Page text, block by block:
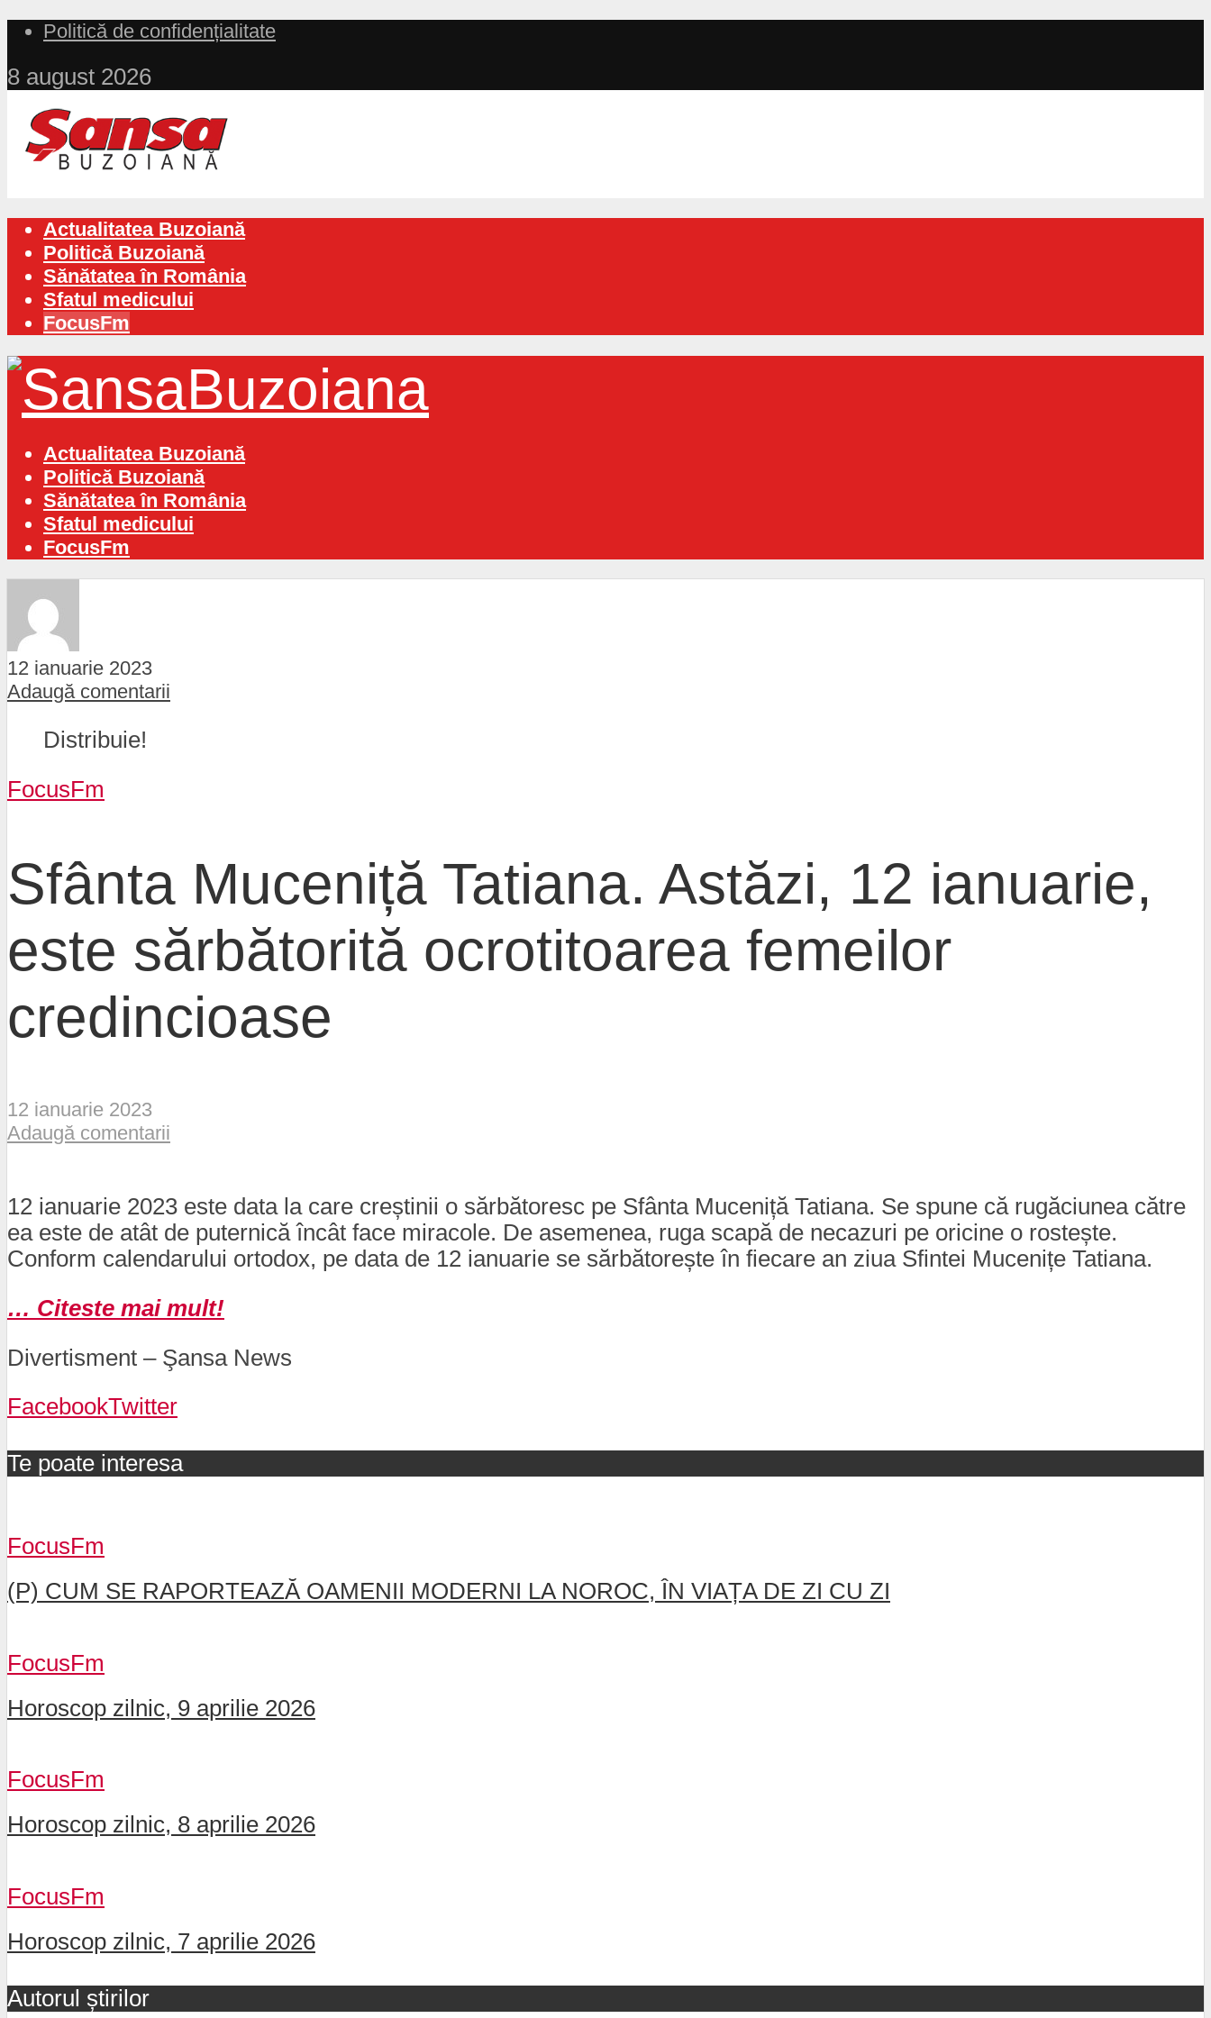
Politică de confidențialitate
8 august 2026
Actualitatea Buzoiană
Politică Buzoiană
Sănătatea în România
Sfatul medicului
FocusFm
Actualitatea Buzoiană
Politică Buzoiană
Sănătatea în România
Sfatul medicului
FocusFm
12 ianuarie 2023
Adaugă comentarii
Distribuie!
FocusFm
Sfânta Muceniță Tatiana. Astăzi, 12 ianuarie,
este sărbătorită ocrotitoarea femeilor
credincioase
12 ianuarie 2023
Adaugă comentarii
12 ianuarie 2023 este data la care creștinii o sărbătoresc pe Sfânta Muceniță Tatiana. Se spune că rugăciunea către
ea este de atât de puternică încât face miracole. De asemenea, ruga scapă de necazuri pe oricine o rostește.
Conform calendarului ortodox, pe data de 12 ianuarie se sărbătorește în fiecare an ziua Sfintei Mucenițe Tatiana.
… Citeste mai mult!
Divertisment – Şansa News
FacebookTwitter
Te poate interesa
FocusFm
(P) CUM SE RAPORTEAZĂ OAMENII MODERNI LA NOROC, ÎN VIAȚA DE ZI CU ZI
FocusFm
Horoscop zilnic, 9 aprilie 2026
FocusFm
Horoscop zilnic, 8 aprilie 2026
FocusFm
Horoscop zilnic, 7 aprilie 2026
Autorul știrilor